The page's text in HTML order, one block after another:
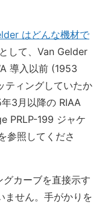
はどんな機材で
して、Van Gelder
導入以前 (1953
ティングしていたか
3月以降の RIAA
PRLP-199 ジャケ
参照してくださ
カーブを直接示す
ません。手がかりを